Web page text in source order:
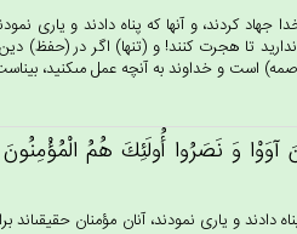
كردند، و آنها كه پناه دادند و يارى
تا هجرت كنند! و (تنها) اگر در (حفظ)
است و خداوند به آنچه عمل مى‏كنيد، بيناست!
آوَوْا وَ نَصَرُوا أُولَئِك‌َ هُم‌ُ
دادند و يارى نمودند، آنان مؤمنان